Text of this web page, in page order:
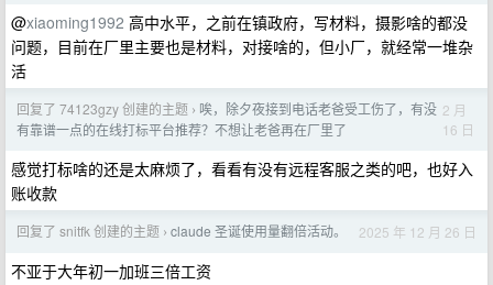
@xiaoming1992 高中水平，之前在镇政府，写材料，摄影啥的都没
问题，目前在厂里主要也是材料，对接啥的，但小厂，就经常一堆杂
活
回复了 74123gzy 创建的主题 › 唉，除夕夜接到电话老爸受工伤了，有没
有靠谱一点的在线打标平台推荐？不想让老爸再在厂里了
2 月
16 日
感觉打标啥的还是太麻烦了，看看有没有远程客服之类的吧，也好入
账收款
回复了 snitfk 创建的主题 › claude 圣诞使用量翻倍活动。 2025 年 12 月 26 日
不亚于大年初一加班三倍工资